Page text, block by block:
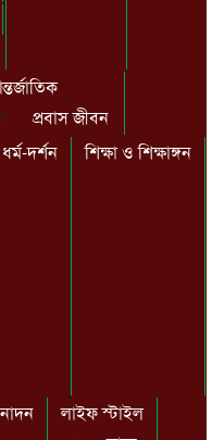
প্রবাস জীবন
ধর্ম-দর্শন শিক্ষা ও শিক্ষাঙ্গন
লাইফ স্টাইল